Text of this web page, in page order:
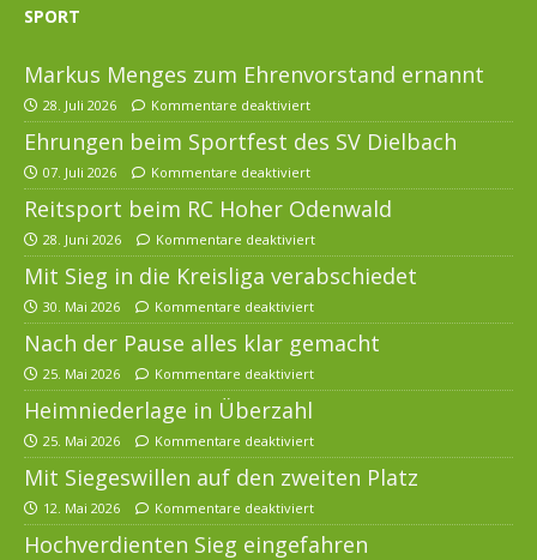
SPORT
Markus Menges zum Ehrenvorstand ernannt
28. Juli 2026 Kommentare deaktiviert
Ehrungen beim Sportfest des SV Dielbach
07. Juli 2026 Kommentare deaktiviert
Reitsport beim RC Hoher Odenwald
28. Juni 2026 Kommentare deaktiviert
Mit Sieg in die Kreisliga verabschiedet
30. Mai 2026 Kommentare deaktiviert
Nach der Pause alles klar gemacht
25. Mai 2026 Kommentare deaktiviert
Heimniederlage in Überzahl
25. Mai 2026 Kommentare deaktiviert
Mit Siegeswillen auf den zweiten Platz
12. Mai 2026 Kommentare deaktiviert
Hochverdienten Sieg eingefahren